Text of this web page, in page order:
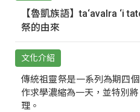
【魯凱族語】ta‘avalra ‘i
祭的由來
文化介紹
傳統祖靈祭是一系列為期四
作求學濃縮為一天，並特別
理。